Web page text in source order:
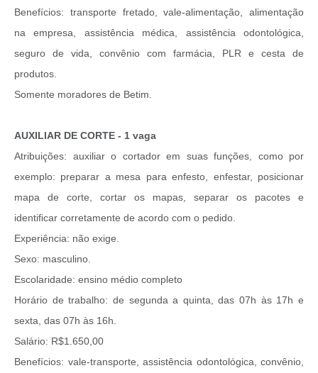
Benefícios: transporte fretado, vale-alimentação, alimentação
na empresa, assistência médica, assistência odontológica,
seguro de vida, convênio com farmácia, PLR e cesta de
produtos.
Somente moradores de Betim.
AUXILIAR DE CORTE - 1 vaga
Atribuições: auxiliar o cortador em suas funções, como por
exemplo: preparar a mesa para enfesto, enfestar, posicionar
mapa de corte, cortar os mapas, separar os pacotes e
identificar corretamente de acordo com o pedido.
Experiência: não exige.
Sexo: masculino.
Escolaridade: ensino médio completo
Horário de trabalho: de segunda a quinta, das 07h às 17h e
sexta, das 07h às 16h.
Salário: R$1.650,00
Benefícios: vale-transporte, assistência odontológica, convênio,